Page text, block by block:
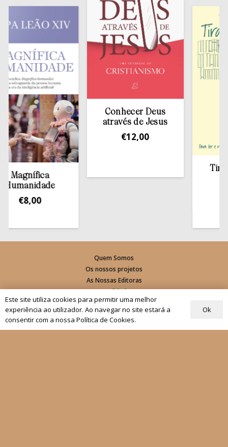
8,00
Conhecer Deus
através de Jesus
12,00
Tirar a
Quem Somos
Os nossos projetos
As Nossas Editoras
Atualidade
Revistas
Rezar com o Papa
Este site utiliza cookies para permitir uma melhor
experiência ao utilizador. Ao navegar no site estará a
consentir com a nossa Política de Cookies.
Ok